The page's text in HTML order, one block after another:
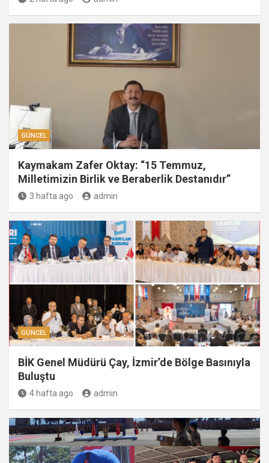
GÜNCEL
Kaymakam Zafer Oktay: “15 Temmuz,
Milletimizin Birlik ve Beraberlik Destanıdır”
3 hafta ago admin
GÜNCEL
BİK Genel Müdürü Çay, İzmir’de Bölge Basınıyla
Buluştu
4 hafta ago admin